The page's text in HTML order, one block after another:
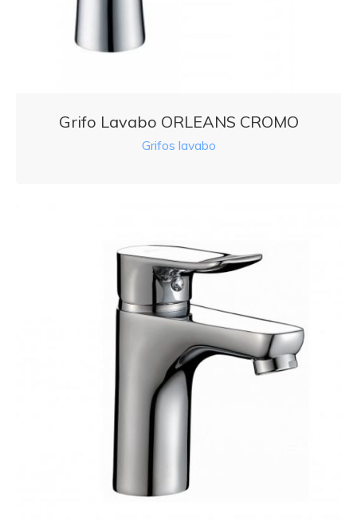
Grifo Lavabo ORLEANS CROMO
Grifos lavabo